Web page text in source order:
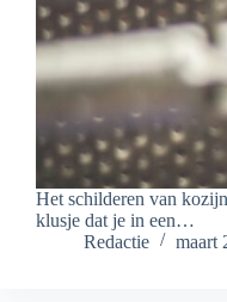
Het schilderen van
klusje dat je in een…
Redactie
maart